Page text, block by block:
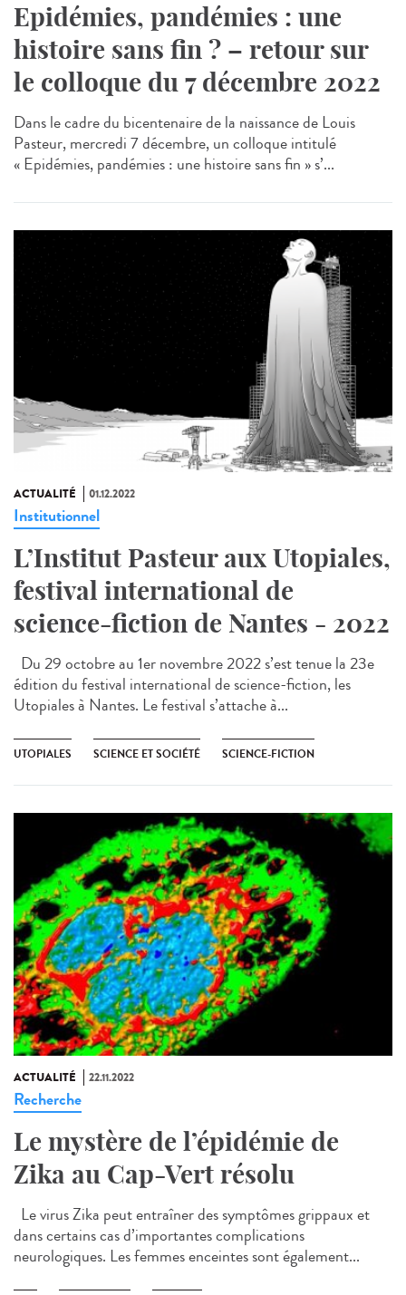
Epidémies, pandémies : une
histoire sans fin ? – retour sur
le colloque du 7 décembre 2022
Dans le cadre du bicentenaire de la naissance de Louis
Pasteur, mercredi 7 décembre, un colloque intitulé
« Epidémies, pandémies : une histoire sans fin » s’...
ACTUALITÉ 01.12.2022
Institutionnel
L’Institut Pasteur aux Utopiales,
festival international de
science-fiction de Nantes - 2022
Du 29 octobre au 1er novembre 2022 s’est tenue la 23e
édition du festival international de science-fiction, les
Utopiales à Nantes. Le festival s’attache à...
UTOPIALES SCIENCE ET SOCIÉTÉ SCIENCE-FICTION
ACTUALITÉ 22.11.2022
Recherche
Le mystère de l’épidémie de
Zika au Cap-Vert résolu
Le virus Zika peut entraîner des symptômes grippaux et
dans certains cas d’importantes complications
neurologiques. Les femmes enceintes sont également...